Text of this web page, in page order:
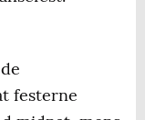
festerne